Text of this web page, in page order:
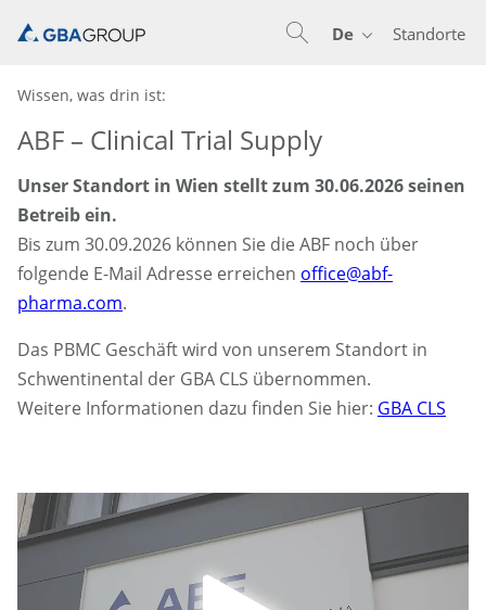
Standorte
De
Wissen, was drin ist:
ABF – Clinical Trial Supply
Unser Standort in Wien stellt zum 30.06.2026 seinen
Betreib ein.
Bis zum 30.09.2026 können Sie die ABF noch über
folgende E-Mail Adresse erreichen office@abf-
pharma.com.
Das PBMC Geschäft wird von unserem Standort in
Schwentinental der GBA CLS übernommen.
Weitere Informationen dazu finden Sie hier: GBA CLS